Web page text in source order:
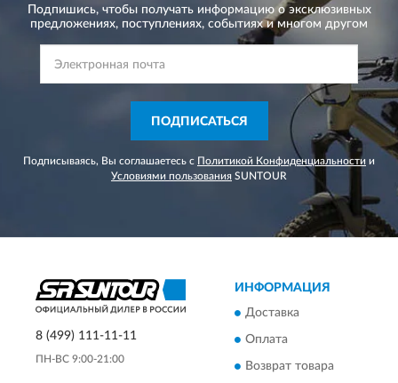
Подпишись, чтобы получать информацию о эксклюзивных
предложениях, поступлениях, событиях и многом другом
ПОДПИСАТЬСЯ
Подписываясь, Вы соглашаетесь с Политикой Конфиденциальности и
Условиями пользования SUNTOUR
8 (499) 111-11-11
ПН-ВС 9:00-21:00
ИНФОРМАЦИЯ
Доставка
Оплата
Возврат товара